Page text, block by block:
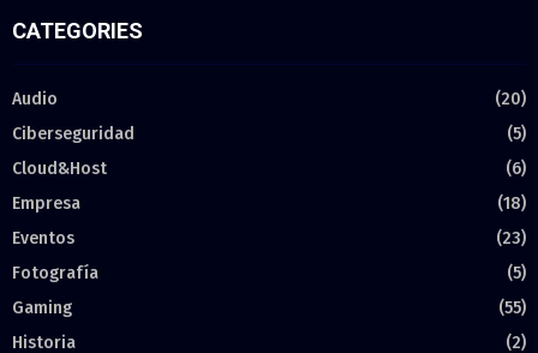
CATEGORIES
Audio
(20)
Ciberseguridad
(5)
Cloud&Host
(6)
Empresa
(18)
Eventos
(23)
Fotografía
(5)
Gaming
(55)
Historia
(2)